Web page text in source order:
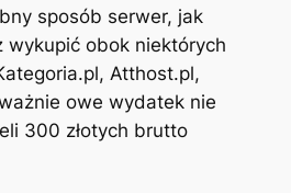
sposób serwer, jak
wykupić obok niektórych
Atthost.pl,
owe wydatek nie
300 złotych brutto